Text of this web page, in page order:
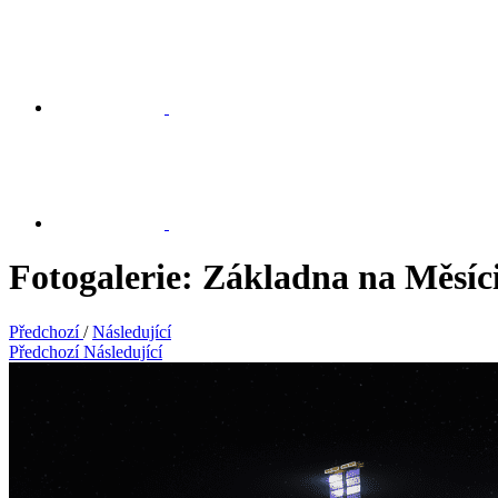
Fotogalerie: Základna na
Předchozí / Následující
Předchozí Následující